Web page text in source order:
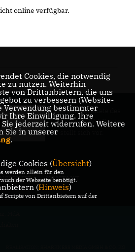
online verfügbar.
Der Abgeordnete des
Pankower Wahlkreis
6 stellt sich vor.
KONTAKT
Cookies, die notwendig
zu nutzen. Weiterhin
von Drittanbietern, die uns
zu verbessern (Website-
Verwendung bestimmter
Ihre Einwilligung. Ihre
jederzeit widerrufen. Weitere
Sie in unserer
.
Cookies (Übersicht)
werden allein für den
der Webseite benötigt.
(Hinweis)
Scripte von Drittanbietern auf der